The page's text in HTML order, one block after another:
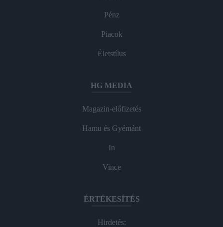
Pénz
Piacok
Életstílus
HG MEDIA
Magazin-előfizetés
Hamu és Gyémánt
In
Vince
ÉRTÉKESÍTÉS
Hirdetés: